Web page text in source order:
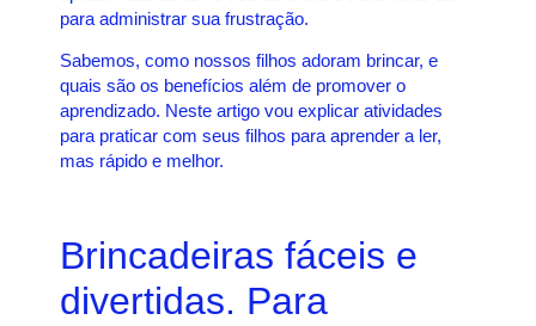
para administrar sua frustração.
Sabemos, como nossos filhos adoram brincar, e
quais são os benefícios além de promover o
aprendizado. Neste artigo vou explicar atividades
para praticar com seus filhos para aprender a ler,
mas rápido e melhor.
Brincadeiras fáceis e
divertidas. Para